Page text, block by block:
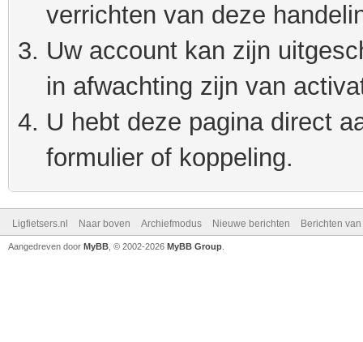
verrichten van deze
Uw account kan zijn
in afwachting zijn van
U hebt deze pagina direct
formulier of koppeling.
Ligfietsers.nl Naar boven Archiefmodus Nieuwe berichten Berichten
Aangedreven door MyBB , © 2002-2026 MyBB Group